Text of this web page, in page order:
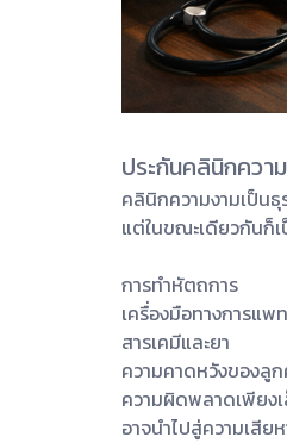
ประกันคลินิกควา
คลินิกความงามเป็นธุ
แต่ในขณะเดียวกันก็เ
การทำหัตถการ
เครื่องมือทางการแพ
สารเคมีและยา
ความคาดหวังของลูก
ความผิดพลาดเพียง
อาจนำไปสู่ความเสี